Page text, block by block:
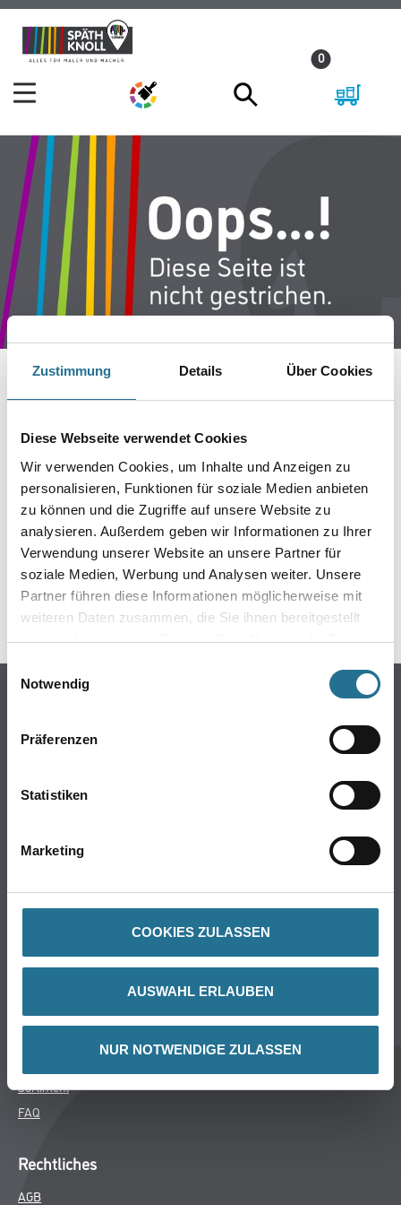
Zustimmung Details Über Cookies
Diese Webseite verwendet Cookies
Wir verwenden Cookies, um Inhalte und Anzeigen zu
personalisieren, Funktionen für soziale Medien anbieten
zu können und die Zugriffe auf unsere Website zu
analysieren. Außerdem geben wir Informationen zu Ihrer
Verwendung unserer Website an unsere Partner für
soziale Medien, Werbung und Analysen weiter. Unsere
Partner führen diese Informationen möglicherweise mit
weiteren Daten zusammen, die Sie ihnen bereitgestellt
haben oder die sie im Rahmen Ihrer Nutzung der Dienste
Einwilligungsauswahl
Notwendig
Präferenzen
Statistiken
Marketing
COOKIES ZULASSEN
AUSWAHL ERLAUBEN
NUR NOTWENDIGE ZULASSEN
Zum
Inhalt
Zum
Navigationsmenü
0
IST AUFGETRETEN
Keine Sorge, wir pinseln schon an der Lösung und
werden das Problem so schnell wie möglich beheben.
Erkunden Sie in der Zwischenzeit unseren Online-Shop
und lassen Sie sich inspirieren.
ZURÜCK ZUM ONLINE-SHOP
Online-Shop
Putze- und Spachtelmassen
Wand- & Deckenbeläge
Späth Knoll GmbH
Aktuelles
Sortiment
FAQ
Rechtliches
AGB